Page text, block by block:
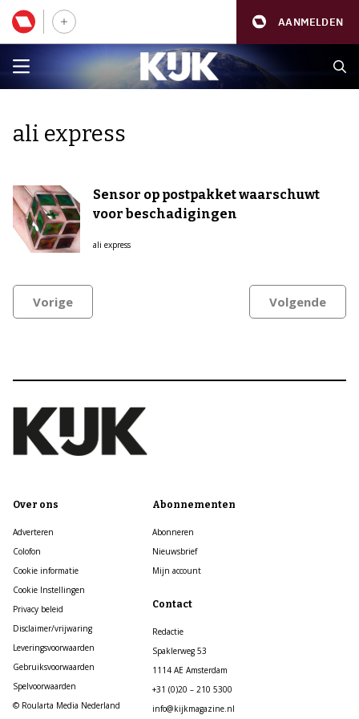
AANMELDEN
ali express
Sensor op postpakket waarschuwt
voor beschadigingen
ali express
Vorige Volgende
Over ons
Adverteren
Colofon
Cookie informatie
Cookie Instellingen
Privacy beleid
Disclaimer/vrijwaring
Leveringsvoorwaarden
Gebruiksvoorwaarden
Spelvoorwaarden
© Roularta Media Nederland
Abonnementen
Abonneren
Nieuwsbrief
Mijn account
Contact
Redactie
Spaklerweg 53
1114 AE Amsterdam
+31 (0)20 – 210 5300
info@kijkmagazine.nl